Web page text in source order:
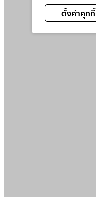
ตั้งค่าคุกกี้